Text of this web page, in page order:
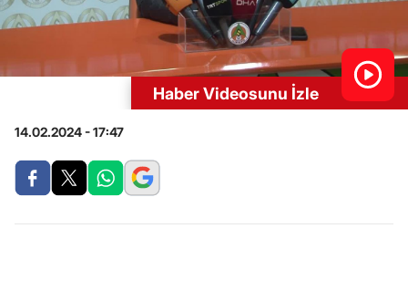
Haber Videosunu İzle
14.02.2024 - 17:47